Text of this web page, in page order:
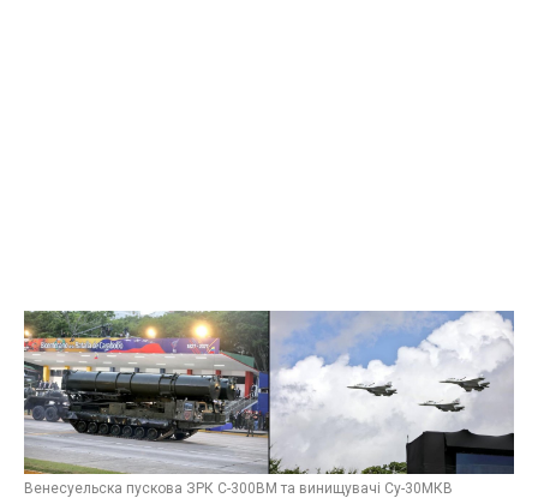
Венесуельска пускова ЗРК С-300ВМ та винищувачі Су-30МКВ